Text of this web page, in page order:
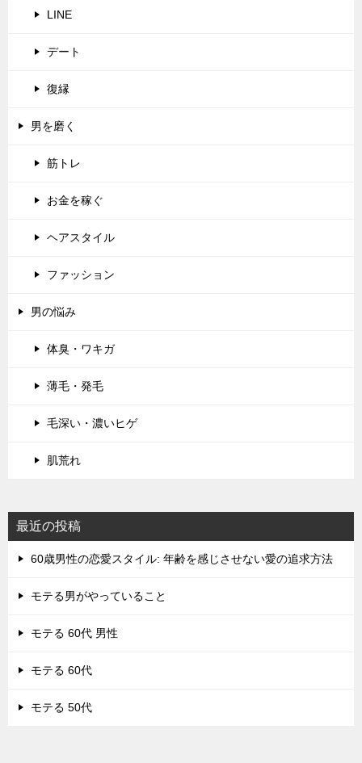
LINE
デート
復縁
男を磨く
筋トレ
お金を稼ぐ
ヘアスタイル
ファッション
男の悩み
体臭・ワキガ
薄毛・発毛
毛深い・濃いヒゲ
肌荒れ
最近の投稿
60歳男性の恋愛スタイル: 年齢を感じさせない愛の追求方法
モテる男がやっていること
モテる 60代 男性
モテる 60代
モテる 50代